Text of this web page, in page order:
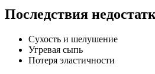
Последствия
Сухость и шелушение
Угревая сыпь
Потеря эластичности